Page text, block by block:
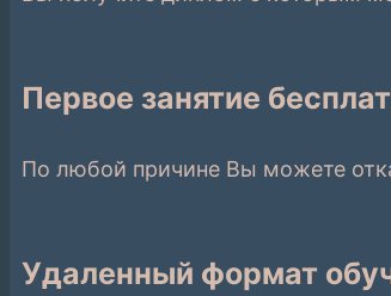
Первое занятие
По любой причине Вы можете
Удаленный формат